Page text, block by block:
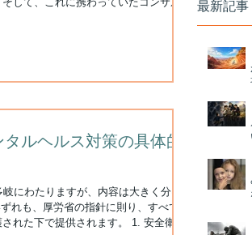
員の心と身体ばかりか、職場の人間関
コール依存研究所、薬物依存研究所を
EAPの有用性が認
るとともに、サービスの内容とケアの
して、現在のEAPの形であるメンタ
ず、人事マネジメントや社会復帰支援
トするプログラムが構築されたので
従業員50人以上の組織ではほぼ100％
ルヘルス対策の具体的
にわたりますが、内容は大きく分け
れも、厚労省の指針に則り、すべて個
下で提供されます。 1. 安全衛生
最新記事